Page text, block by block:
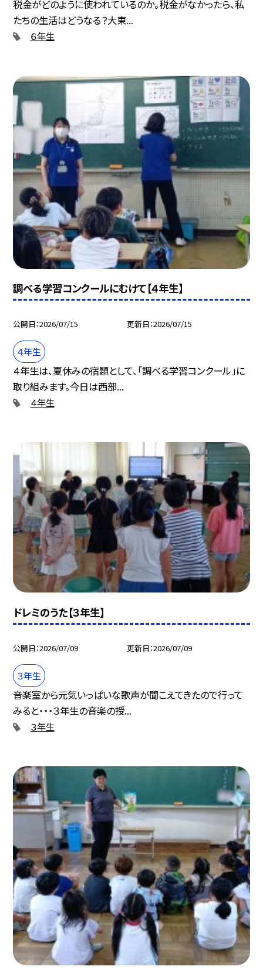
税金がどのように使われているのか。税金がなかったら、私
たちの生活はどうなる？大東...
６年生
調べる学習コンクールにむけて【４年生】
公開日 2026/07/15 更新日 2026/07/15
４年生
４年生は、夏休みの宿題として、「調べる学習コンクール」に
取り組みます。今日は西部...
４年生
ドレミのうた【３年生】
公開日 2026/07/09 更新日 2026/07/09
３年生
音楽室から元気いっぱいな歌声が聞こえてきたので行って
みると・・・３年生の音楽の授...
３年生